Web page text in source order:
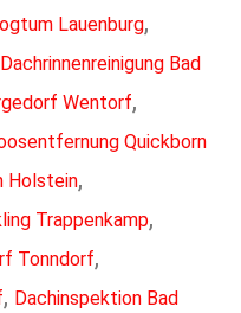
Lauenburg,
Dachrinnenreinigung Bad
Wentorf,
Quickborn
Holstein,
Trappenkamp,
Tonndorf,
, Dachinspektion Bad